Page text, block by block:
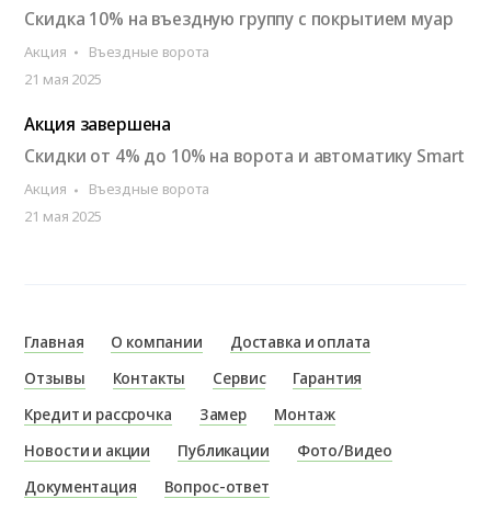
Скидка 10% на въездную группу с покрытием муар
Акция
Въездные ворота
21 мая 2025
Акция завершена
Скидки от 4% до 10% на ворота и автоматику Smart
Акция
Въездные ворота
21 мая 2025
Главная О компании
Доставка и оплата
Отзывы
Контакты Сервис
Гарантия
Кредит и рассрочка
Замер
Монтаж
Новости и акции
Публикации
Фото/Видео
Документация
Вопрос-ответ